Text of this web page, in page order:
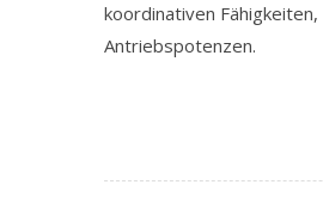
koordinativen
Antriebspotenzen.